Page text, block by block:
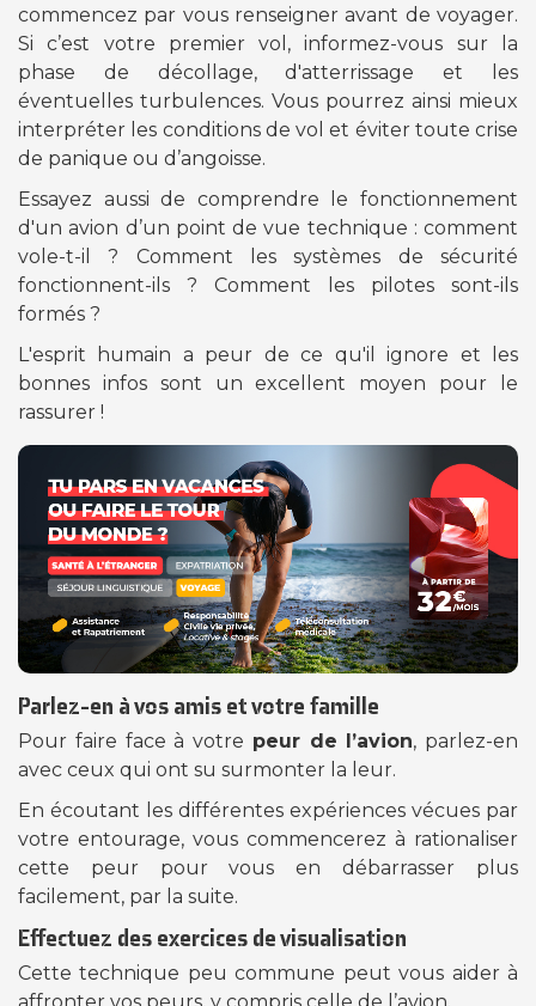
commencez par vous renseigner avant de voyager.
Si c’est votre premier vol, informez-vous sur la
phase de décollage, d'atterrissage et les
éventuelles turbulences. Vous pourrez ainsi mieux
interpréter les conditions de vol et éviter toute crise
de panique ou d’angoisse.
Essayez aussi de comprendre le fonctionnement
d'un avion d’un point de vue technique : comment
vole-t-il ? Comment les systèmes de sécurité
fonctionnent-ils ? Comment les pilotes sont-ils
formés ?
L'esprit humain a peur de ce qu'il ignore et les
bonnes infos sont un excellent moyen pour le
rassurer !
Parlez-en à vos amis et votre famille
Pour faire face à votre peur de l’avion, parlez-en
avec ceux qui ont su surmonter la leur.
En écoutant les différentes expériences vécues par
votre entourage, vous commencerez à rationaliser
cette peur pour vous en débarrasser plus
facilement, par la suite.
Effectuez des exercices de visualisation
Cette technique peu commune peut vous aider à